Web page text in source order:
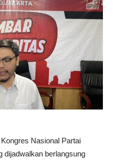
Nasional Partai
dijadwalkan berlangsung